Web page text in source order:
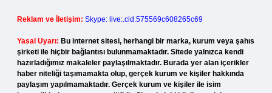
Reklam ve İletişim: Skype: live:.cid.575569c608265c69
Yasal Uyarı: Bu internet sitesi, herhangi bir marka, kurum veya şahıs
şirketi ile hiçbir bağlantısı bulunmamaktadır. Sitede yalnızca kendi
hazırladığımız makaleler paylaşılmaktadır. Burada yer alan içerikler
haber niteliği taşımamakta olup, gerçek kurum ve kişiler hakkında
paylaşım yapılmamaktadır. Gerçek kurum ve kişiler ile isim